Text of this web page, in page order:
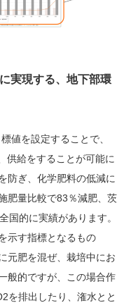
実現する、地下部環
値を設定することで、
供給をすることが可能に
防ぎ、化学肥料の低減に
肥量比較で83％減肥、茨
国的に実績があります。
示す指標となるもの
元肥を混ぜ、栽培中にお
般的ですが、この場合作
を排出したり、潅水とと